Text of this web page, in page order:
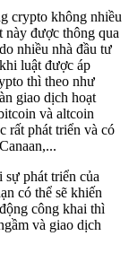
crypto không nhiều
này được thông qua
nhiều nhà đầu tư
luật được áp
thì theo như
giao dịch hoạt
và altcoin
rất phát triển và có
sự phát triển của
có thể sẽ khiến
công khai thì
và giao dịch